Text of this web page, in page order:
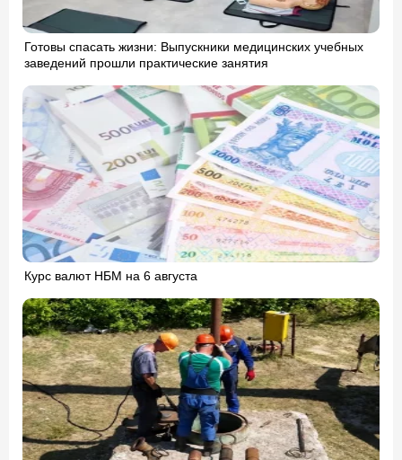
Готовы спасать жизни: Выпускники медицинских учебных
заведений прошли практические занятия
Курс валют НБМ на 6 августа